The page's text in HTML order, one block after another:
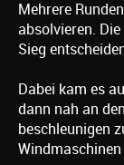
Mehrere
absolvieren.
Sieg
Dabei kam es
dann nah an
beschleunigen